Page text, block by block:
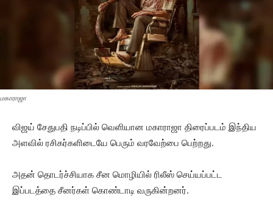
மகாராஜா
விஜய் சேதுபதி நடிப்பில் வெளியான மகாராஜா திரைப்படம் இந்திய
அளவில் ரசிகர்களிடையே பெரும் வரவேற்பை பெற்றது.
அதன் தொடர்ச்சியாக சீன மொழியில் ரிலீஸ் செய்யப்பட்ட
இப்படத்தை சீனர்கள் கொண்டாடி வருகின்றனர்.